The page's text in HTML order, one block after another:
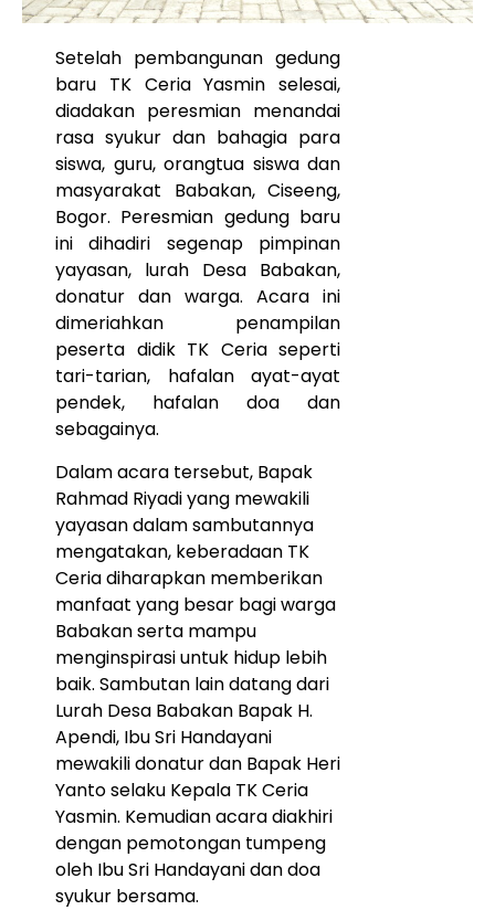
Setelah pembangunan gedung
baru TK Ceria Yasmin selesai,
diadakan peresmian menandai
rasa syukur dan bahagia para
siswa, guru, orangtua siswa dan
masyarakat Babakan, Ciseeng,
Bogor. Peresmian gedung baru
ini dihadiri segenap pimpinan
yayasan, lurah Desa Babakan,
donatur dan warga. Acara ini
dimeriahkan penampilan
peserta didik TK Ceria seperti
tari-tarian, hafalan ayat-ayat
pendek, hafalan doa dan
sebagainya.
Dalam acara tersebut, Bapak
Rahmad Riyadi yang mewakili
yayasan dalam sambutannya
mengatakan, keberadaan TK
Ceria diharapkan memberikan
manfaat yang besar bagi warga
Babakan serta mampu
menginspirasi untuk hidup lebih
baik. Sambutan lain datang dari
Lurah Desa Babakan Bapak H.
Apendi, Ibu Sri Handayani
mewakili donatur dan Bapak Heri
Yanto selaku Kepala TK Ceria
Yasmin. Kemudian acara diakhiri
dengan pemotongan tumpeng
oleh Ibu Sri Handayani dan doa
syukur bersama.